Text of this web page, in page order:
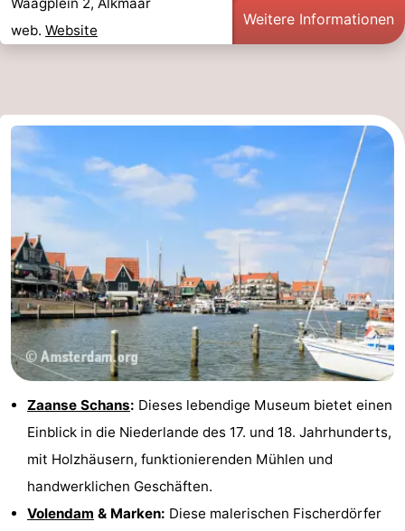
web. Website
Weitere Informationen
Zaanse Schans: Dieses lebendige Museum bietet einen
Einblick in die Niederlande des 17. und 18. Jahrhunderts,
mit Holzhäusern, funktionierenden Mühlen und
handwerklichen Geschäften.
Volendam & Marken: Diese malerischen Fischerdörfer